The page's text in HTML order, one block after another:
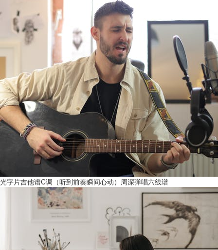
光字片吉他谱C调（听到前奏瞬间心动）周深弹唱六线谱